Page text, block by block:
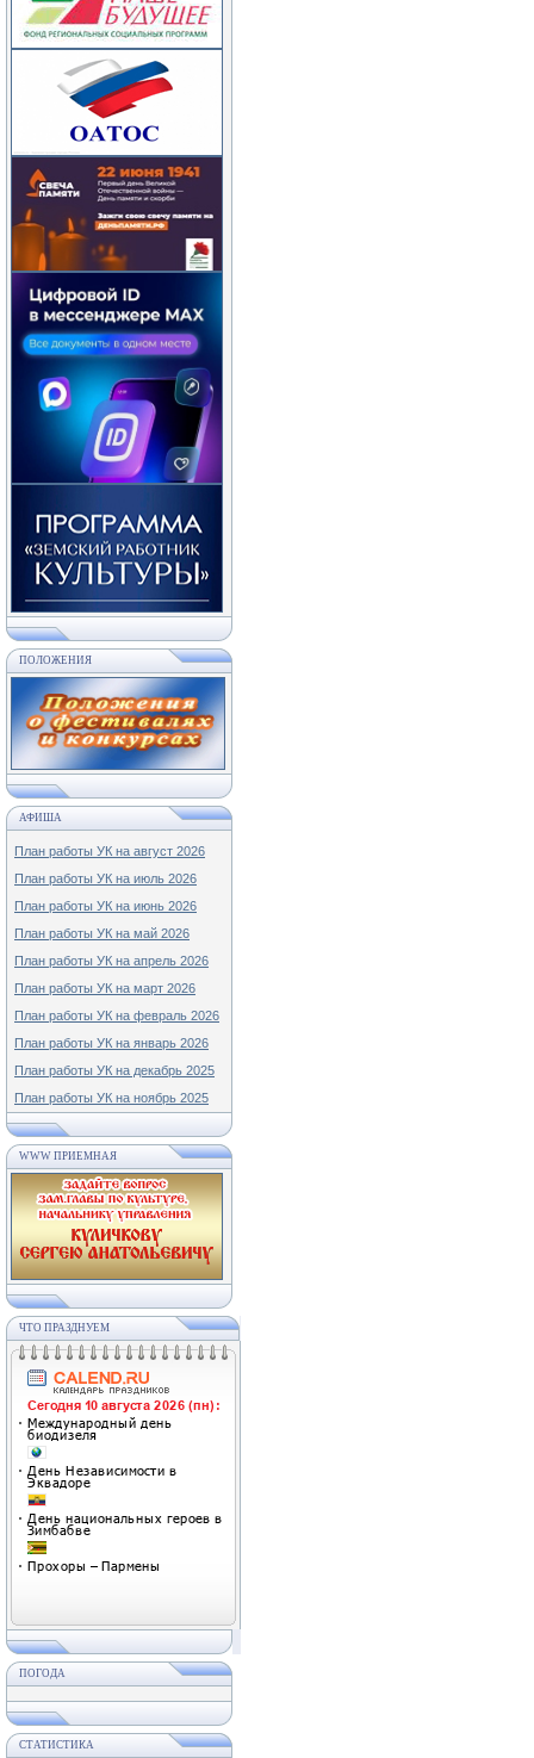
ПОЛОЖЕНИЯ
АФИША
План работы УК на август 2026
План работы УК на июль 2026
План работы УК на июнь 2026
План работы УК на май 2026
План работы УК на апрель 2026
План работы УК на март 2026
План работы УК на февраль 2026
План работы УК на январь 2026
План работы УК на декабрь 2025
План работы УК на ноябрь 2025
WWW ПРИЕМНАЯ
ЧТО ПРАЗДНУЕМ
ПОГОДА
СТАТИСТИКА